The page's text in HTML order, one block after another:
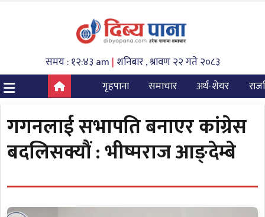
समय : १२:४३ am | शनिबार , श्रावण २२ गते २०८३
गृहपाना
समाचार अर्थ-शेयर
गगनलाई सभापति बनाएर कांग्रेस
बदलिसक्यौं : भीष्मराज आङ्देम्बे